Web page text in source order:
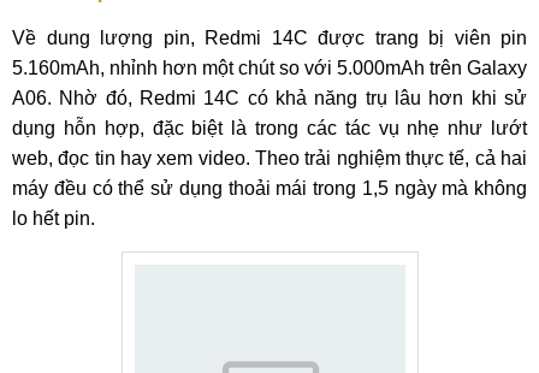
Về dung lượng pin, Redmi 14C được trang bị viên pin
5.160mAh, nhỉnh hơn một chút so với 5.000mAh trên Galaxy
A06. Nhờ đó, Redmi 14C có khả năng trụ lâu hơn khi sử
dụng hỗn hợp, đặc biệt là trong các tác vụ nhẹ như lướt
web, đọc tin hay xem video. Theo trải nghiệm thực tế, cả hai
máy đều có thể sử dụng thoải mái trong 1,5 ngày mà không
lo hết pin.